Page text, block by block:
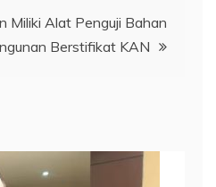
Miliki Alat Penguji Bahan
Berstifikat KAN